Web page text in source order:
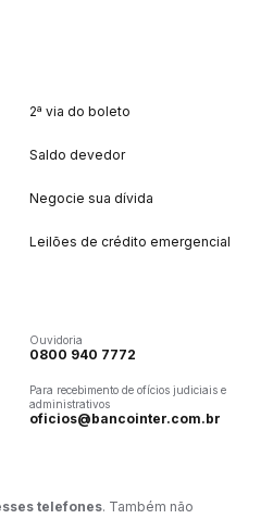
2ª via do boleto
Saldo devedor
Negocie sua dívida
Leilões de crédito emergencial
Ouvidoria
0800 940 7772
Para recebimento de ofícios judiciais e
administrativos
oficios@bancointer.com.br
telefones. Também não